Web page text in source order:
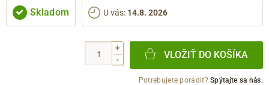
Skladom U vás: 14.8. 2026
+
-
VLOŽIŤ DO KOŠÍKA
Potrebujete poradiť?Spýtajte sa nás.